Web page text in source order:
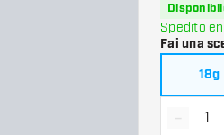
Spedito
Fai una
18g
-